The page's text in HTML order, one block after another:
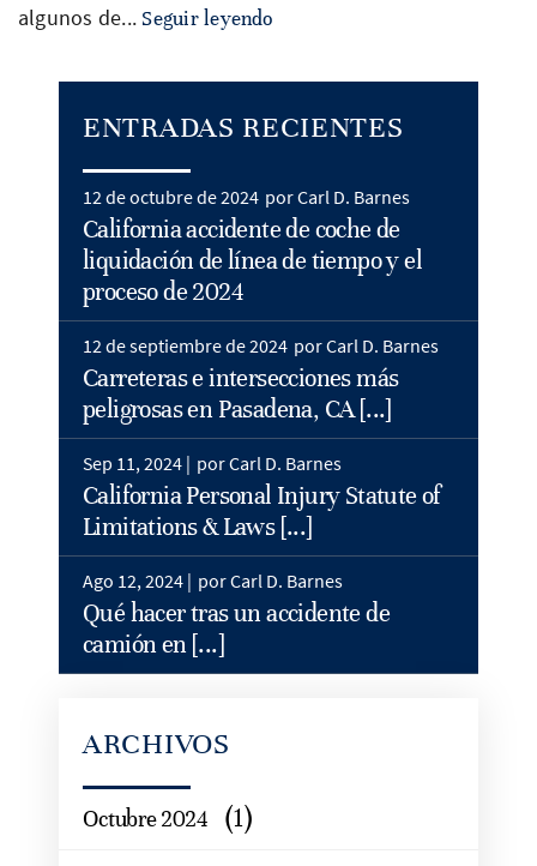
algunos de... Seguir leyendo
ENTRADAS RECIENTES
12 de octubre de 2024 por Carl D. Barnes
California accidente de coche de
liquidación de línea de tiempo y el
proceso de 2024
12 de septiembre de 2024 por Carl D. Barnes
Carreteras e intersecciones más
peligrosas en Pasadena, CA [...]
Sep 11, 2024 | por Carl D. Barnes
California Personal Injury Statute of
Limitations & Laws [...]
Ago 12, 2024 | por Carl D. Barnes
Qué hacer tras un accidente de
camión en [...]
ARCHIVOS
Octubre 2024 (1)